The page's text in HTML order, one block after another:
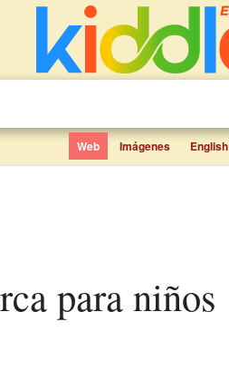
Web Imágenes English
para niños